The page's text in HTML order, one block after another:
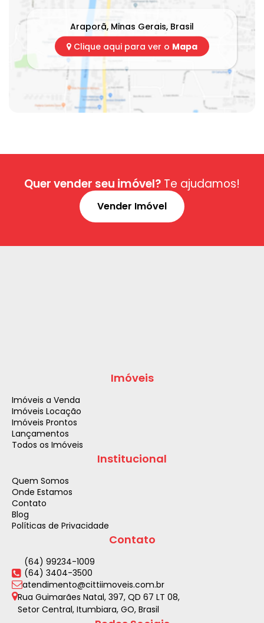
Araporã, Minas Gerais, Brasil
Clique aqui para ver o Mapa
Quer vender seu imóvel? Te ajudamos!
Vender Imóvel
Contato
(64) 99234-1009
(64) 3404-3500
atendimento@cittiimoveis.com.br
Rua Guimarães Natal, 397, QD 67 LT 08,
Setor Central, Itumbiara, GO, Brasil
Imóveis
Imóveis a Venda
Imóveis Locação
Imóveis Prontos
Lançamentos
Todos os Imóveis
Institucional
Quem Somos
Onde Estamos
Contato
Blog
Políticas de Privacidade